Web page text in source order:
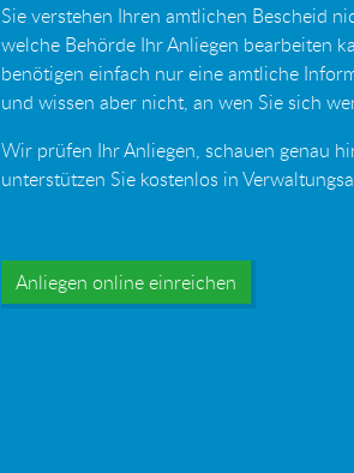
Sie verstehen Ihren amtlichen Bescheid
welche Behörde Ihr Anliegen bearbeiten
benötigen einfach nur eine amtliche
und wissen aber nicht, an wen Sie sich
Wir prüfen Ihr Anliegen, schauen genau
unterstützen Sie kostenlos in
Anliegen online einreichen